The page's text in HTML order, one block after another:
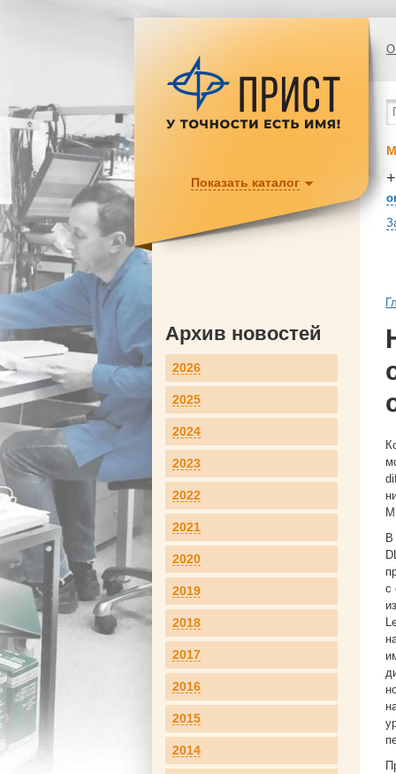
О
Показать каталог
Архив новостей
2026
2025
2024
2023
2022
2021
2020
2019
2018
2017
2016
2015
2014
В
с